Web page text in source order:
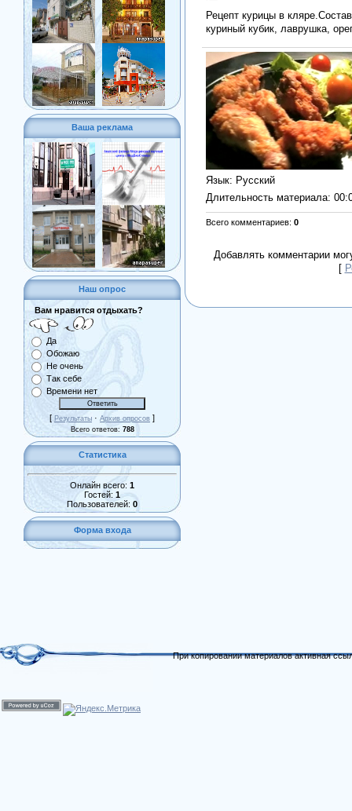
Ваша реклама
Наш опрос
Вам нравится отдыхать?
Да
Обожаю
Не очень
Так себе
Времени нет
[ Результаты · Архив опросов ]
Всего ответов: 788
Статистика
Онлайн всего: 1
Гостей: 1
Пользователей: 0
Форма входа
Рецепт курицы в
куриный кубик, лаврушка,
Язык: Русский
Длительность материала:
Всего комментариев: 0
Добавлять комментарии
[
При копировании материалов активная